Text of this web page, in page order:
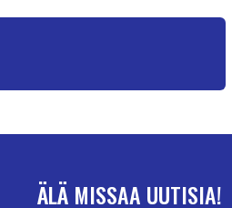
ÄLÄ MISSAA UUTISIA!